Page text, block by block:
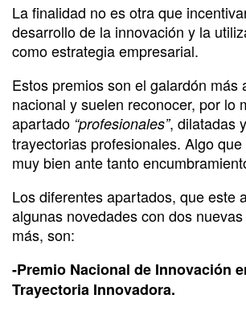
La finalidad no es otra que
desarrollo de la innovación y la
como estrategia empresarial.
Estos premios son el galardón más
nacional y suelen reconocer, por lo
apartado “profesionales”, dilatadas
trayectorias profesionales. Algo
muy bien ante tanto
Los diferentes apartados, que este
algunas novedades con dos
más, son:
-Premio Nacional de Innovación
Trayectoria Innovadora.